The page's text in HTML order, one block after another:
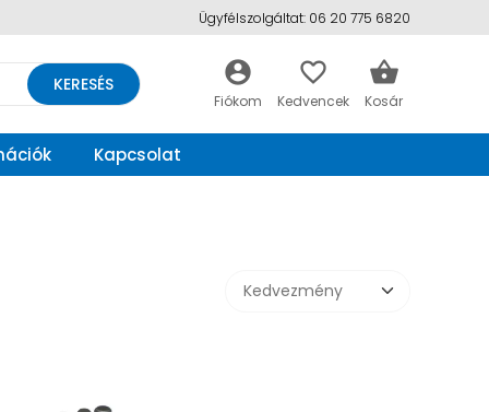
Ügyfélszolgáltat: 06 20 775 6820
Kapcsolat
account_circle favorite_border shopping_basket
KERESÉS